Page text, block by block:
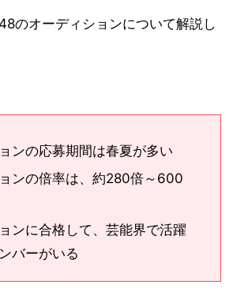
のオーディションについて解説し
ンの応募期間は春夏が多い
ンの倍率は、約280倍～600
ンに合格して、芸能界で活躍
バーがいる